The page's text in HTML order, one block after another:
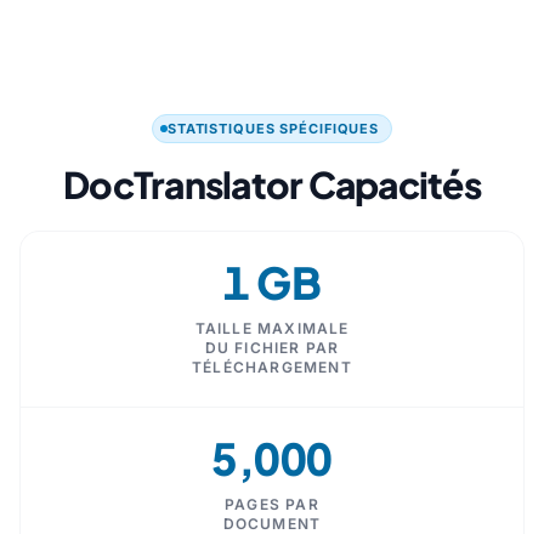
STATISTIQUES SPÉCIFIQUES
DocTranslator Capacités
1 GB
TAILLE MAXIMALE
DU FICHIER PAR
TÉLÉCHARGEMENT
5,000
PAGES PAR
DOCUMENT